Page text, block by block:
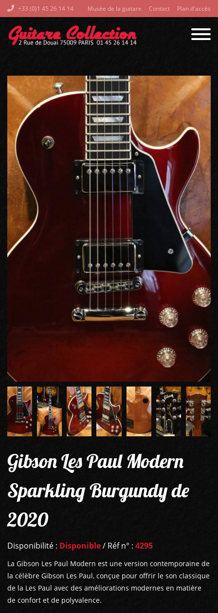
+33 (0)1 45 26 14 14 Musée de la guitare Contact Plan d'accès
Gibson Les Paul Modern
Sparkling Burgundy de
2020
Disponibilité : Disponible/ Réf n° : 4295
La Gibson Les Paul Modern est une version contemporaine de
la célèbre Gibson Les Paul, conçue pour offrir le son classique
de la Les Paul avec des améliorations modernes en matière
de confort et de polyvalence.